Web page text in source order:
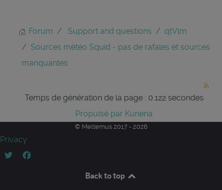
Forum Support and questions
qtVlm
Sources météo Squid - pas de rafales et sources
manquantes
Temps de génération de la page : 0.122 secondes
Propulsé par Kunena
© Meltemus 2017 - 2026
Privacy
Back to top